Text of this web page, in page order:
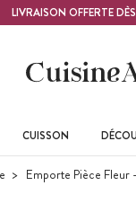
LIVRAISON OFFERTE
CUISSON
Emporte Pièce Fleur